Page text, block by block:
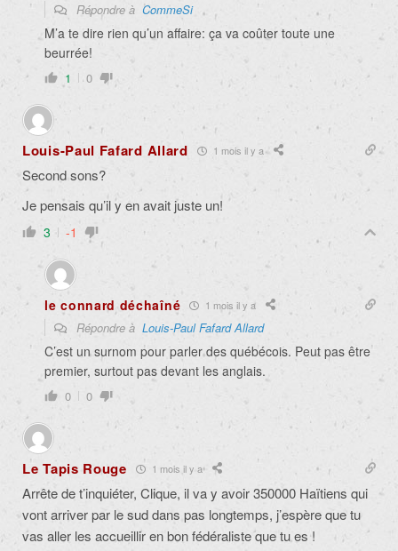
Répondre à CommeSi
M’a te dire rien qu’un affaire: ça va coûter toute une
beurrée!
1 0
Louis-Paul Fafard Allard 1 mois il y a
Second sons?
Je pensais qu’il y en avait juste un!
3 -1
le connard déchaîné 1 mois il y a
Répondre à Louis-Paul Fafard Allard
C’est un surnom pour parler des québécois. Peut pas être
premier, surtout pas devant les anglais.
0 0
Le Tapis Rouge 1 mois il y a
Arrête de t’inquiéter, Clique, il va y avoir 350000 Haïtiens qui
vont arriver par le sud dans pas longtemps, j’espère que tu
vas aller les accueillir en bon fédéraliste que tu es !